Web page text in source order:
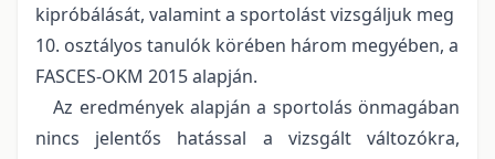
kipróbálását, valamint a sportolást vizsgáljuk meg
10. osztályos tanulók körében három megyében, a
FASCES-OKM 2015 alapján.
Az eredmények alapján a sportolás önmagában
nincs jelentős hatással a vizsgált változókra,